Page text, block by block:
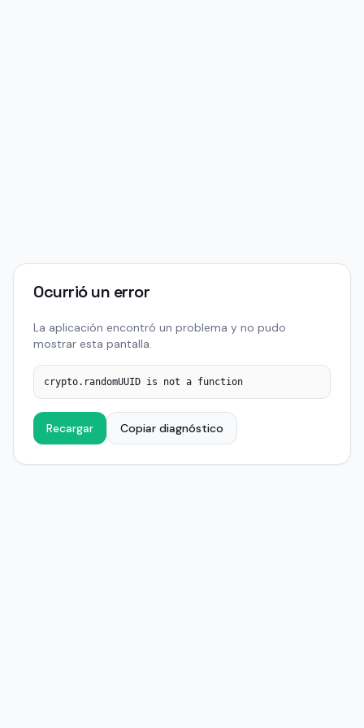
Ocurrió un error
La aplicación encontró un problema y no pudo
mostrar esta pantalla.
crypto.randomUUID is not a function
Recargar Copiar diagnóstico